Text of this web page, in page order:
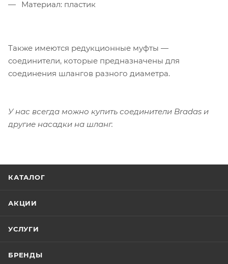
Материал: пластик
Также имеются редукционные муфты —
соединители, которые предназначены для
соединения шлангов разного диаметра.
У нас всегда можно купить соединители Bradas и
другие насадки на шланг.
КАТАЛОГ
АКЦИИ
УСЛУГИ
БРЕНДЫ